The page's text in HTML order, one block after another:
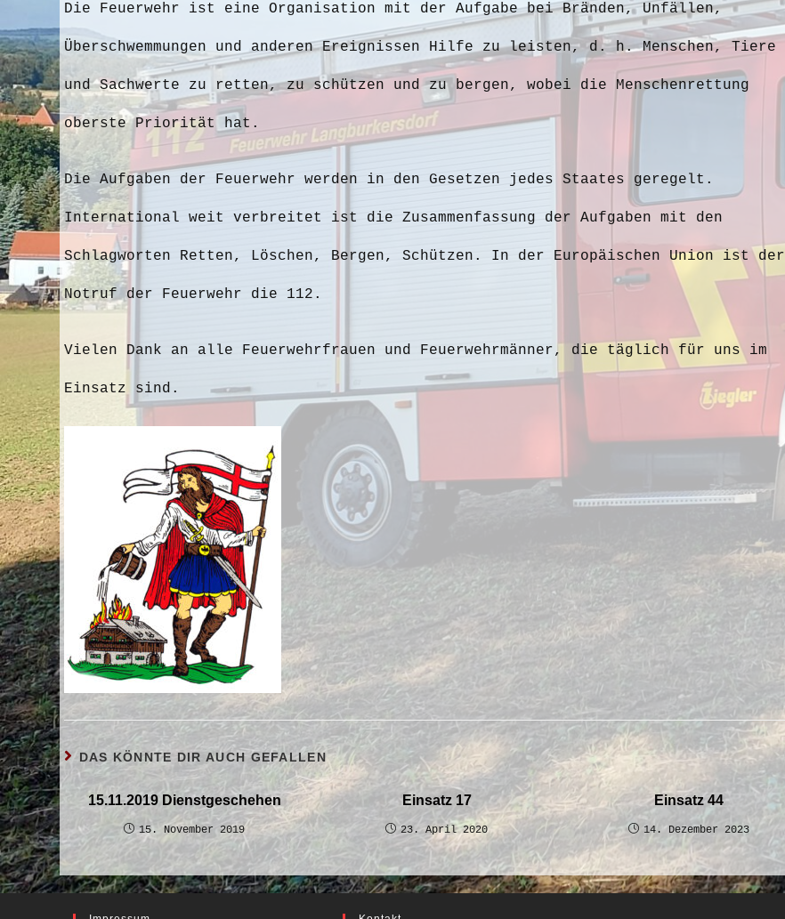
Die Feuerwehr ist eine Organisation mit der Aufgabe bei Bränden, Unfällen,
Überschwemmungen und anderen Ereignissen Hilfe zu leisten, d. h. Menschen, Tiere
und Sachwerte zu retten, zu schützen und zu bergen, wobei die Menschenrettung
oberste Priorität hat.
Die Aufgaben der Feuerwehr werden in den Gesetzen jedes Staates geregelt.
International weit verbreitet ist die Zusammenfassung der Aufgaben mit den
Schlagworten Retten, Löschen, Bergen, Schützen. In der Europäischen Union ist der
Notruf der Feuerwehr die 112.
Vielen Dank an alle Feuerwehrfrauen und Feuerwehrmänner, die täglich für uns im
Einsatz sind.
DAS KÖNNTE DIR AUCH GEFALLEN
15.11.2019 Dienstgeschehen
15. November 2019
Einsatz 17
23. April 2020
Einsatz 44
14. Dezember 2023